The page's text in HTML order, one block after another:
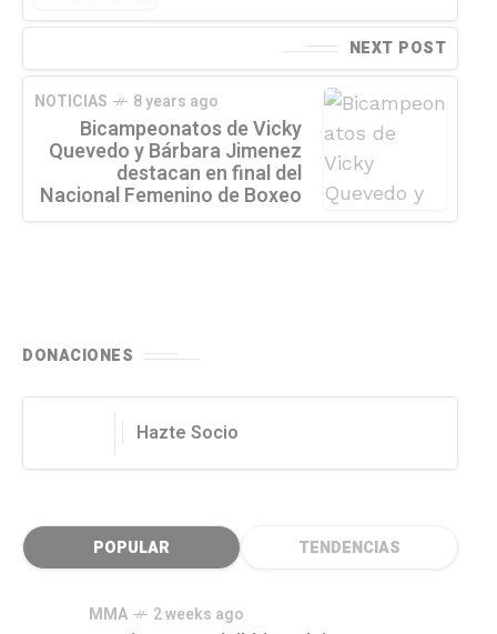
NEXT POST
NOTICIAS 8 years ago
Bicampeonatos de Vicky
Quevedo y Bárbara Jimenez
destacan en final del
Nacional Femenino de Boxeo
DONACIONES
Hazte Socio
POPULAR TENDENCIAS
MMA 2 weeks ago